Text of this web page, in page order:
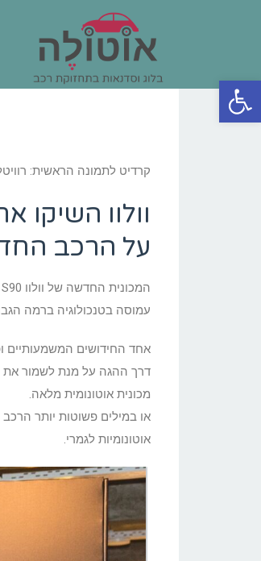
פתח סרגל נגישות
קרדיט לתמונה הראשית:
על הרכב
עמוסה בטנכולוגיה ברמה
מכונית אוטונומית מלאה.
או במילים פשוטות יותר
אוטונומיות לגמרי.